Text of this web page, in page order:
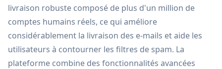
livraison robuste composé de plus d'un million de
comptes humains réels, ce qui améliore
considérablement la livraison des e-mails et aide les
utilisateurs à contourner les filtres de spam. La
plateforme combine des fonctionnalités avancées